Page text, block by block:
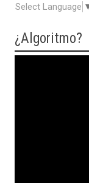
Select Language
¿Algoritmo?